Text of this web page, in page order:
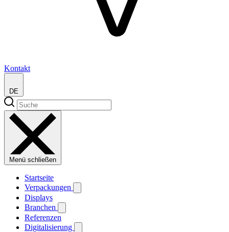
Kontakt
DE
Menü schließen
Startseite
Verpackungen
Displays
Branchen
Referenzen
Digitalisierung